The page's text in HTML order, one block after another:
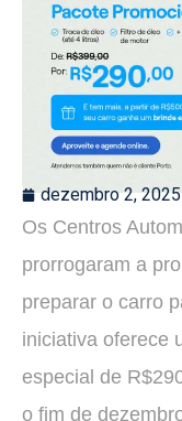
dezembro 2, 2025
Os Centros
prorrogaram a
preparar o carro
iniciativa oferece
especial de
o fim de